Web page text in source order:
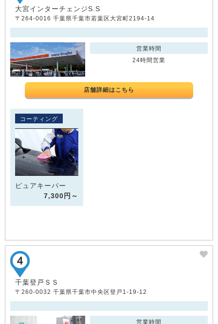
大宮インターチェンジS.S
〒264-0016 千葉県千葉市若葉区大宮町2194-14
営業時間
24時間営業
店舗詳細はこちら
コーティング
ピュアキーパー
7,300円～
千葉登戸ＳＳ
〒260-0032 千葉県千葉市中央区登戸1-19-12
営業時間